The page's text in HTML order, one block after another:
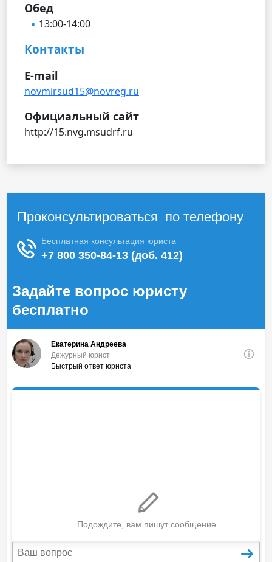
Обед
13:00-14:00
Контакты
E-mail
novmirsud15@novreg.ru
Официальный сайт
http://15.nvg.msudrf.ru